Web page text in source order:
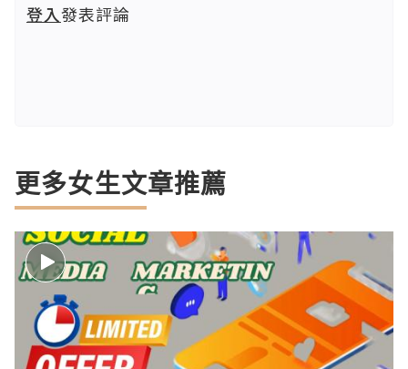
登入發表評論
更多女生文章推薦